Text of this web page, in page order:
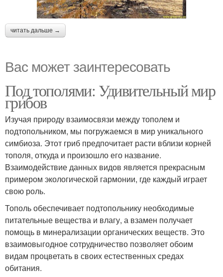
читать дальше →
Вас может заинтересовать
Под тополями: Удивительный мир
грибов
Изучая природу взаимосвязи между тополем и
подтопольником, мы погружаемся в мир уникального
симбиоза. Этот гриб предпочитает расти вблизи корней
тополя, откуда и произошло его название.
Взаимодействие данных видов является прекрасным
примером экологической гармонии, где каждый играет
свою роль.
Тополь обеспечивает подтопольнику необходимые
питательные вещества и влагу, а взамен получает
помощь в минерализации органических веществ. Это
взаимовыгодное сотрудничество позволяет обоим
видам процветать в своих естественных средах
обитания.